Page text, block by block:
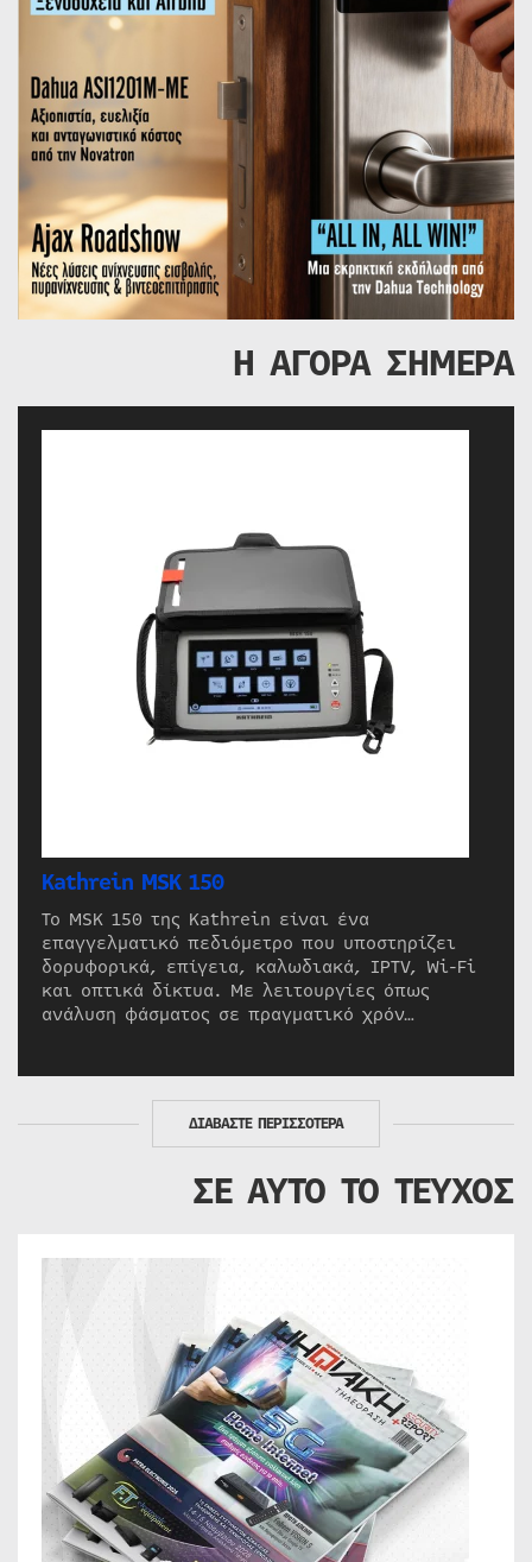
Η ΑΓΟΡΑ ΣΗΜΕΡΑ
Kathrein MSK 150
Το MSK 150 της Kathrein είναι ένα
επαγγελματικό πεδιόμετρο που υποστηρίζει
δορυφορικά, επίγεια, καλωδιακά, IPTV, Wi-Fi
και οπτικά δίκτυα. Με λειτουργίες όπως
ανάλυση φάσματος σε πραγματικό χρόν…
ΔΙΑΒΑΣΤΕ ΠΕΡΙΣΣΟΤΕΡΑ
ΣΕ ΑΥΤΟ ΤΟ ΤΕΥΧΟΣ